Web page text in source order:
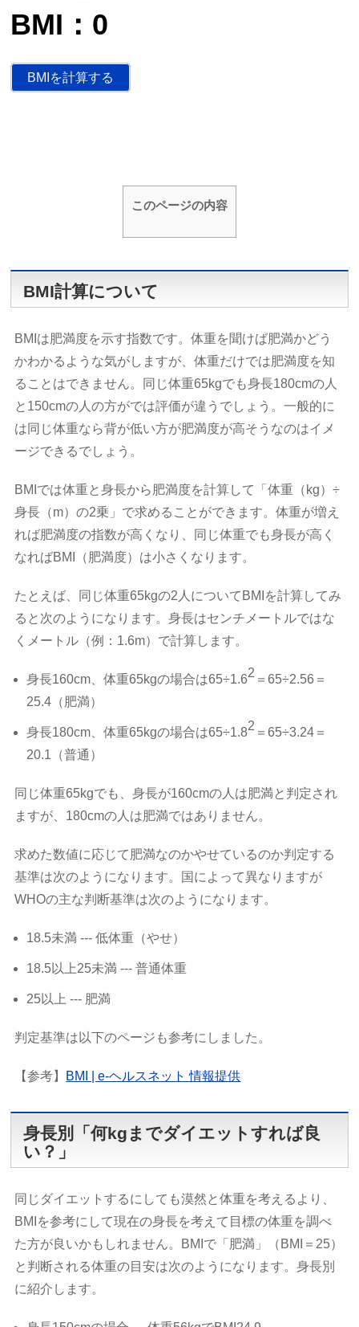
BMI： 0
このページの内容
BMI計算について
BMIは肥満度を示す指数です。体重を聞けば肥満かどう
かわかるような気がしますが、体重だけでは肥満度を知
ることはできません。同じ体重65kgでも身長180cmの人
と150cmの人の方がでは評価が違うでしょう。一般的に
は同じ体重なら背が低い方が肥満度が高そうなのはイメ
ージできるでしょう。
BMIでは体重と身長から肥満度を計算して「体重（kg）÷
身長（m）の2乗」で求めることができます。体重が増え
れば肥満度の指数が高くなり、同じ体重でも身長が高く
なればBMI（肥満度）は小さくなります。
たとえば、同じ体重65kgの2人についてBMIを計算してみ
ると次のようになります。身長はセンチメートルではな
くメートル（例：1.6m）で計算します。
身長160cm、体重65kgの場合は65÷1.62 ＝65÷2.56＝
25.4（肥満）
身長180cm、体重65kgの場合は65÷1.82 ＝65÷3.24＝
20.1（普通）
同じ体重65kgでも、身長が160cmの人は肥満と判定され
ますが、180cmの人は肥満ではありません。
求めた数値に応じて肥満なのかやせているのか判定する
基準は次のようになります。国によって異なりますが
WHOの主な判断基準は次のようになります。
18.5未満 --- 低体重（やせ）
18.5以上25未満 --- 普通体重
25以上 --- 肥満
判定基準は以下のページも参考にしました。
【参考】 BMI | e-ヘルスネット 情報提供
身長別「何kgまでダイエットすれば良
い？」
同じダイエットするにしても漠然と体重を考えるより、
BMIを参考にして現在の身長を考えて目標の体重を調べ
た方が良いかもしれません。BMIで「肥満」（BMI＝25）
と判断される体重の目安は次のようになります。身長別
に紹介します。